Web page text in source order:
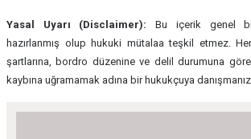
Yasal Uyarı (Disclaimer): Bu içerik genel
hazırlanmış olup hukuki mütalaa teşkil etmez.
şartlarına, bordro düzenine ve delil durumuna
kaybına uğramamak adına bir hukukçuya